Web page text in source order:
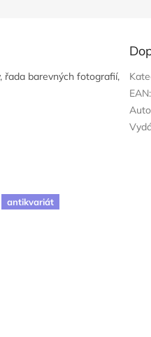
řada barevných fotografií,
EAN:
antikvariát